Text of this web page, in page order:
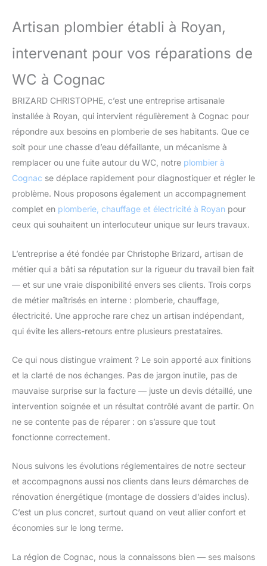
Artisan plombier établi à Royan,
intervenant pour vos réparations de
WC à Cognac
BRIZARD CHRISTOPHE, c’est une entreprise artisanale
installée à Royan, qui intervient régulièrement à Cognac pour
répondre aux besoins en plomberie de ses habitants. Que ce
soit pour une chasse d’eau défaillante, un mécanisme à
remplacer ou une fuite autour du WC, notre plombier à
Cognac se déplace rapidement pour diagnostiquer et régler le
problème. Nous proposons également un accompagnement
complet en plomberie, chauffage et électricité à Royan pour
ceux qui souhaitent un interlocuteur unique sur leurs travaux.
L’entreprise a été fondée par Christophe Brizard, artisan de
métier qui a bâti sa réputation sur la rigueur du travail bien fait
— et sur une vraie disponibilité envers ses clients. Trois corps
de métier maîtrisés en interne : plomberie, chauffage,
électricité. Une approche rare chez un artisan indépendant,
qui évite les allers-retours entre plusieurs prestataires.
Ce qui nous distingue vraiment ? Le soin apporté aux finitions
et la clarté de nos échanges. Pas de jargon inutile, pas de
mauvaise surprise sur la facture — juste un devis détaillé, une
intervention soignée et un résultat contrôlé avant de partir. On
ne se contente pas de réparer : on s’assure que tout
fonctionne correctement.
Nous suivons les évolutions réglementaires de notre secteur
et accompagnons aussi nos clients dans leurs démarches de
rénovation énergétique (montage de dossiers d’aides inclus).
C’est un plus concret, surtout quand on veut allier confort et
économies sur le long terme.
La région de Cognac, nous la connaissons bien — ses maisons